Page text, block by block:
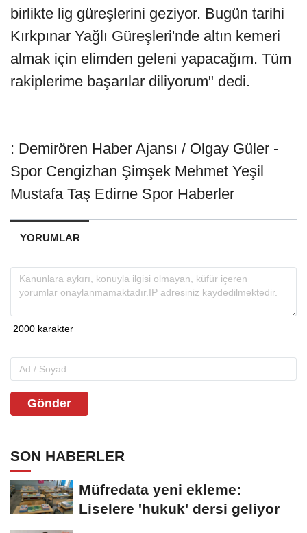
birlikte lig güreşlerini geziyor. Bugün tarihi
Kırkpınar Yağlı Güreşleri'nde altın kemeri
almak için elimden geleni yapacağım. Tüm
rakiplerime başarılar diliyorum" dedi.
: Demirören Haber Ajansı / Olgay Güler -
Spor Cengizhan Şimşek Mehmet Yeşil
Mustafa Taş Edirne Spor Haberler
YORUMLAR
Gönder
SON HABERLER
Müfredata yeni ekleme:
Liselere 'hukuk' dersi geliyor